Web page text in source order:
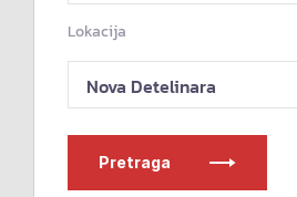
Lokacija
Nova Detelinara
Pretraga